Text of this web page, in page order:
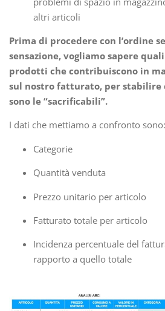
altri articoli
Prima di procedere con l’ordine
sensazione, vogliamo sapere
prodotti che contribuiscono in
sul nostro fatturato, per stabilire
sono le “sacrificabili”.
I dati che mettiamo a confronto sono:
Categorie
Quantità venduta
Prezzo unitario per articolo
Fatturato totale per articolo
Incidenza percentuale del
rapporto a quello totale